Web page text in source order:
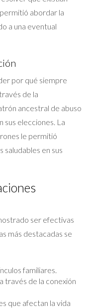
abordar la
a una eventual
por qué siempre
de la
ancestral de abuso
sus elecciones. La
le permitió
saludables en sus
ser efectivas
más destacadas se
familiares.
través de la conexión
que afectan la vida